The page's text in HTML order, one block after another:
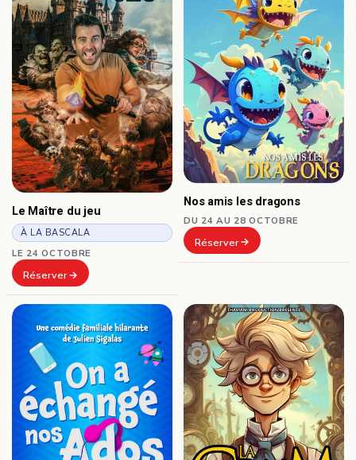
Le Maître du jeu
À LA BASCALA
LE 24 OCTOBRE
Réserver
Nos amis les dragons
DU 24 AU 28 OCTOBRE
Réserver